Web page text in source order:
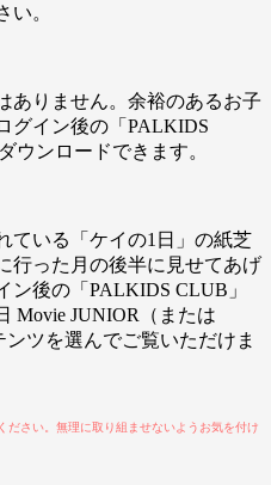
い。
ありません。余裕のあるお子
グイン後の「PALKIDS
ウンロードできます。
ている「ケイの1日」の紙芝
行った月の後半に見せてあげ
ン後の「PALKIDS CLUB」
Movie JUNIOR（または
ツを選んでご覧いただけま
さい。無理に取り組ませないようお気を付け